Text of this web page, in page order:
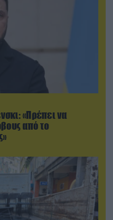
«Πρέπει να
από το